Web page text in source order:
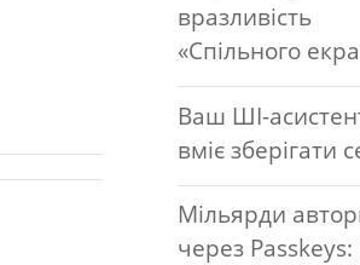
вразливість
«Спільного
Ваш ШІ-
вміє зберігати
Мільярди
через